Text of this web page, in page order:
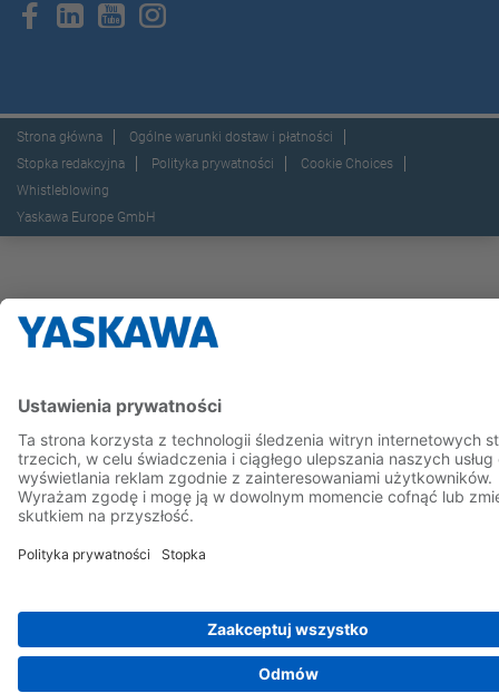
Strona główna
Ogólne warunki dostaw i płatności
Stopka redakcyjna
Polityka prywatności
Cookie Choices
Whistleblowing
Yaskawa Europe GmbH